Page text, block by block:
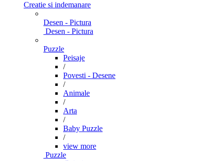
Creatie si indemanare
Desen - Pictura
Desen - Pictura
Puzzle
Peisaje
/
Povesti - Desene
/
Animale
/
Arta
/
Baby Puzzle
/
view more
Puzzle